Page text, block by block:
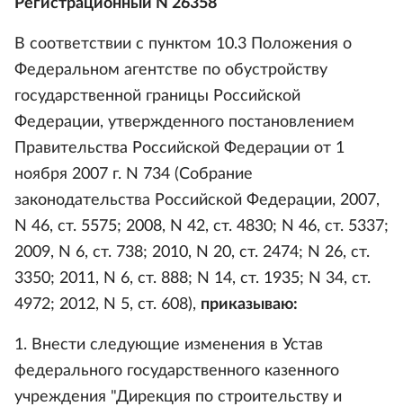
Регистрационный N 26358
В соответствии с пунктом 10.3 Положения о
Федеральном агентстве по обустройству
государственной границы Российской
Федерации, утвержденного постановлением
Правительства Российской Федерации от 1
ноября 2007 г. N 734 (Собрание
законодательства Российской Федерации, 2007,
N 46, ст. 5575; 2008, N 42, ст. 4830; N 46, ст. 5337;
2009, N 6, ст. 738; 2010, N 20, ст. 2474; N 26, ст.
3350; 2011, N 6, ст. 888; N 14, ст. 1935; N 34, ст.
4972; 2012, N 5, ст. 608), приказываю:
1. Внести следующие изменения в Устав
федерального государственного казенного
учреждения "Дирекция по строительству и